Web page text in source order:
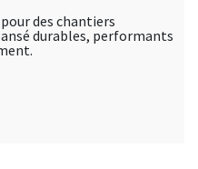
des chantiers
durables, performants